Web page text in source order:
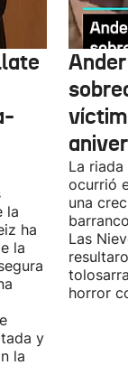
la
ha
la
y
la
La
ocurrió
una
Las
horror